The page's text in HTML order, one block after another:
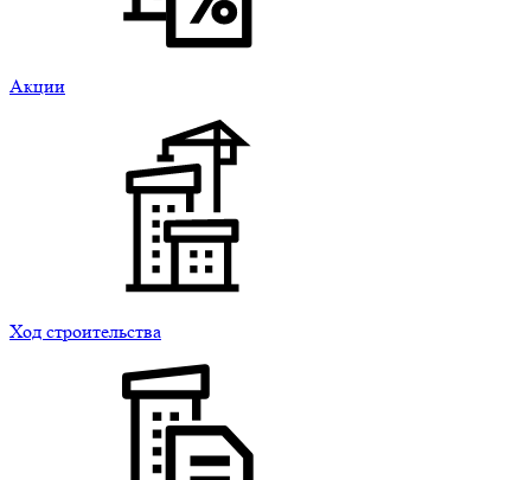
Акции
Ход строительства